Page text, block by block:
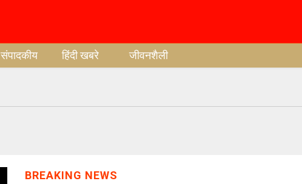
संपादकीय हिंदी खबरे जीवनशैली
BREAKING NEWS